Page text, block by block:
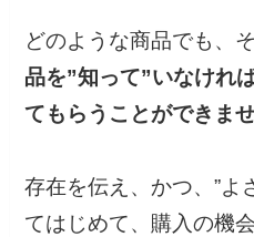
どのような商品でも、
品を”知って”いなけれ
てもらうことができませ
存在を伝え、かつ、”よ
てはじめて、購入の機